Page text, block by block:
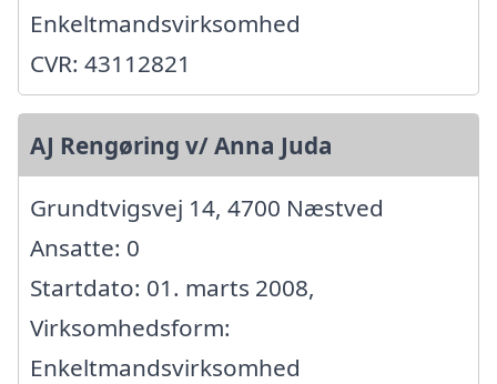
Enkeltmandsvirksomhed
CVR: 43112821
AJ Rengøring v/ Anna Juda
Grundtvigsvej 14, 4700 Næstved
Ansatte: 0
Startdato: 01. marts 2008,
Virksomhedsform:
Enkeltmandsvirksomhed